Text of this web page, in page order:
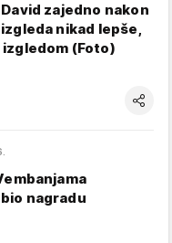
zajedno nakon
nikad lepše,
(Foto)
nagradu